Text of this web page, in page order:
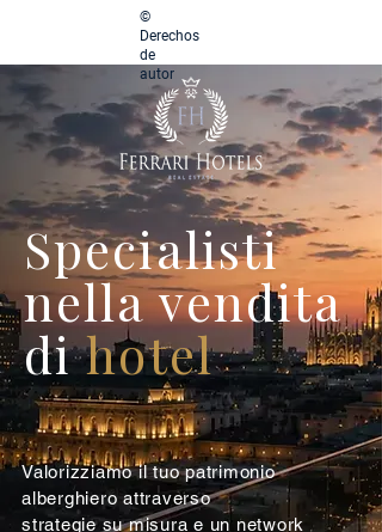
©
Derechos
de
autor
Specialisti
nella vendita
dihotel
Valorizziamo il tuo patrimonio
alberghiero attraverso
strategie su misura e un network